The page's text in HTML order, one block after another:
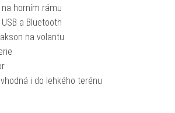
na horním rámu
a Bluetooth
na volantu
i do lehkého terénu